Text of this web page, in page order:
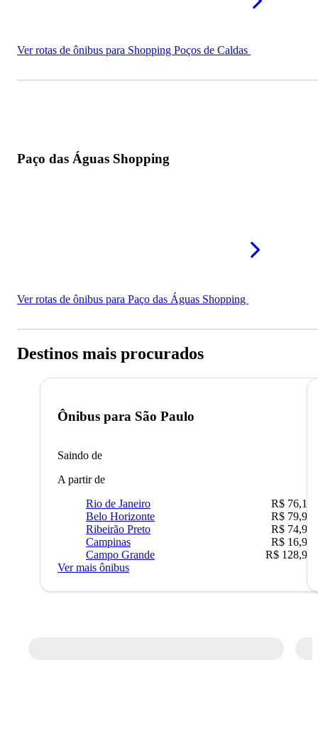
Ver rotas de ônibus para Shopping Poços de Caldas
Paço das Águas Shopping
Ver rotas de ônibus para Paço das Águas Shopping
Destinos mais procurados
Ônibus para São Paulo
Saindo de
A partir de
Rio de Janeiro
R$ 76,10
Belo Horizonte
R$ 79,99
Ribeirão Preto
R$ 74,90
Campinas
R$ 16,90
Campo Grande
R$ 128,90
Ver mais ônibus